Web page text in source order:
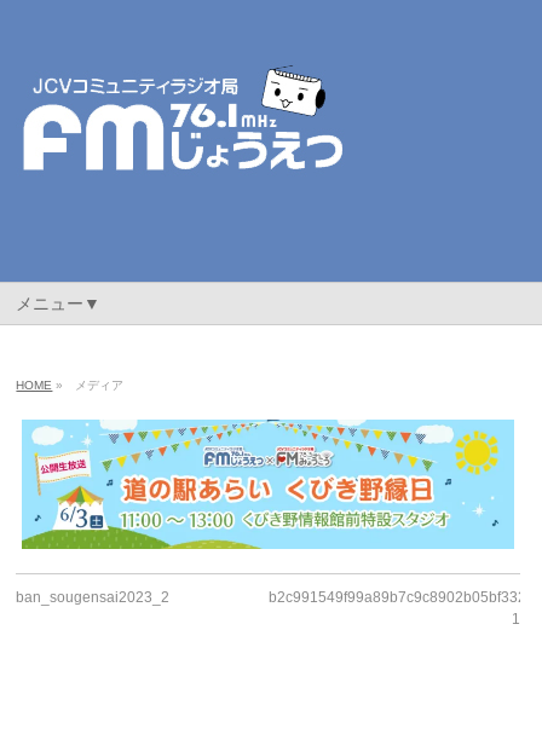
メニュー▼
HOME » メディア
ban_sougensai2023_2
b2c991549f99a89b7c9c8902b05bf332-
1